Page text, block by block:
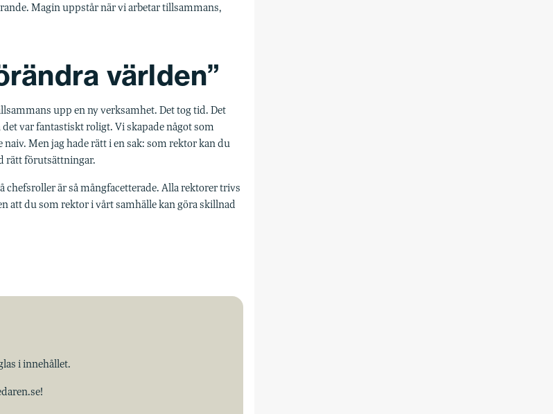
Magin uppstår när vi arbetar tillsammans,
världen”
upp en ny verksamhet. Det tog tid. Det
var fantastiskt roligt. Vi skapade något som
Men jag hade rätt i en sak: som rektor kan du
rätt förutsättningar.
är så mång­facetterade. Alla rektorer trivs
att du som rektor i vårt samhälle kan göra skillnad
i innehållet.